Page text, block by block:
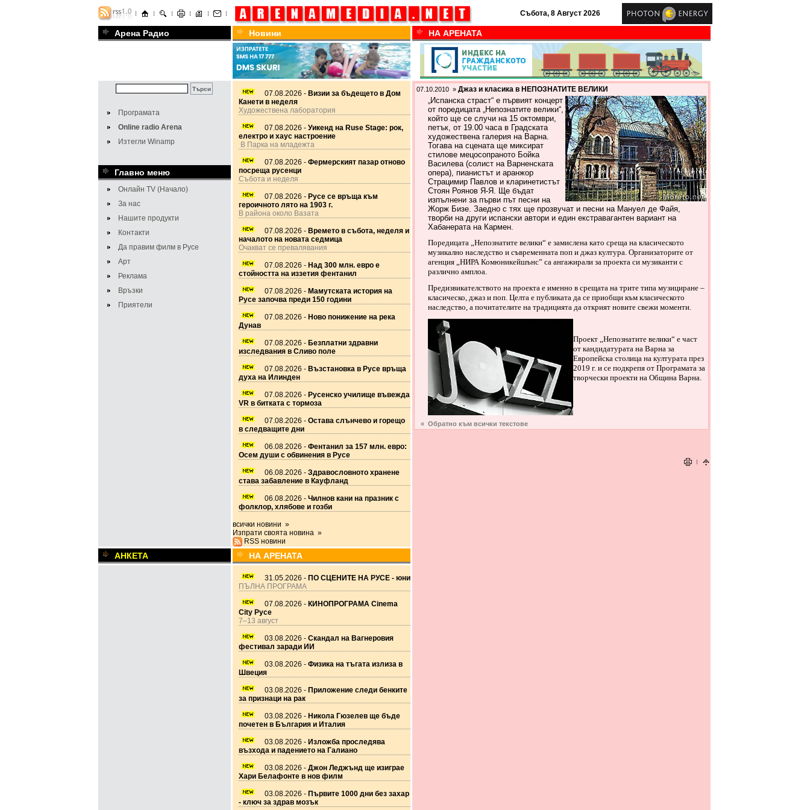
Събота, 8 Август 2026
Арена Радио Новини НА АРЕНАТА
Програмата
Online radio Arena
Изтегли Winamp
Главно меню
Онлайн TV (Начало)
За нас
Нашите продукти
Контакти
Да правим филм в Русе
Арт
Реклама
Връзки
Приятели
07.08.2026 - Визии за бъдещето в Дом
Канети в неделя
Художествена лаборатория
07.08.2026 - Уикенд на Ruse Stage: рок,
електро и хаус настроение
В Парка на младежта
07.08.2026 - Фермерският пазар отново
посреща русенци
Събота и неделя
07.08.2026 - Русе се връща към
героичното лято на 1903 г.
В района около Вазата
07.08.2026 - Времето в събота, неделя и
началото на новата седмица
Очакват се превалявания
07.08.2026 - Над 300 млн. евро е
стойността на иззетия фентанил
07.08.2026 - Мамутската история на
Русе започва преди 150 години
07.08.2026 - Ново понижение на река
Дунав
07.08.2026 - Безплатни здравни
изследвания в Сливо поле
07.08.2026 - Възстановка в Русе връща
духа на Илинден
07.08.2026 - Русенско училище въвежда
VR в битката с тормоза
07.08.2026 - Остава слънчево и горещо
в следващите дни
06.08.2026 - Фентанил за 157 млн. евро:
Осем души с обвинения в Русе
06.08.2026 - Здравословното хранене
става забавление в Кауфланд
06.08.2026 - Чилнов кани на празник с
фолклор, хлябове и гозби
всички новини »
Изпрати своята новина »
RSS новини
07.10.2010 » Джаз и класика в НЕПОЗНАТИТЕ ВЕЛИКИ
„Испанска страст“ е първият концерт
от поредицата „Непознатите велики“,
който ще се случи на 15 октомври,
петък, от 19.00 часа в Градската
художествена галерия на Варна.
Тогава на сцената ще миксират
стилове мецосопраното Бойка
Василева (солист на Варненската
опера), пианистът и аранжор
Страцимир Павлов и кларинетистът
Стоян Роянов Я-Я. Ще бъдат
изпълнени за първи път песни на
Жорж Бизе. Заедно с тях ще прозвучат и песни на Мануел де Файя,
творби на други испански автори и един екстравагантен вариант на
Хабанерата на Кармен.
Поредицата „Непознатите велики“ е замислена като среща на класическото
музикално наследство и съвременната поп и джаз култура. Организаторите от
агенция „НИРА Комюникейшънс” са ангажирали за проекта си музиканти с
различно амплоа.
Предизвикателството на проекта е именно в срещата на трите типа музициране –
класическо, джаз и поп. Целта е публиката да се приобщи към класическото
наследство, а почитателите на традицията да открият новите свежи моменти.
Проект „Непознатите велики“ е част
от кандидатурата на Варна за
Европейска столица на културата през
2019 г. и се подкрепя от Програмата за
творчески проекти на Община Варна.
« Обратно към всички текстове
АНКЕТА НА АРЕНАТА
31.05.2026 - ПО СЦЕНИТЕ НА РУСЕ - юни
ПЪЛНА ПРОГРАМА
07.08.2026 - КИНОПРОГРАМА Cinema
City Русе
7–13 август
03.08.2026 - Скандал на Вагнеровия
фестивал заради ИИ
03.08.2026 - Физика на тъгата излиза в
Швеция
03.08.2026 - Приложение следи бенките
за признаци на рак
03.08.2026 - Никола Гюзелев ще бъде
почетен в България и Италия
03.08.2026 - Изложба проследява
възхода и падението на Галиано
03.08.2026 - Джон Леджънд ще изиграе
Хари Белафонте в нов филм
03.08.2026 - Първите 1000 дни без захар
- ключ за здрав мозък